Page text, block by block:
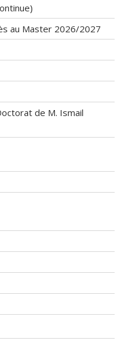
au Master 2026/2027
de M. Ismail